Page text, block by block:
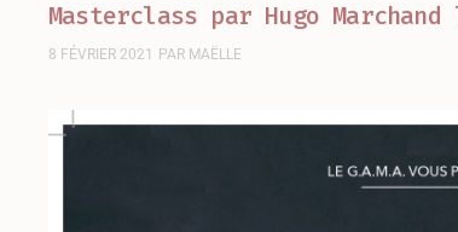
Masterclass par Hugo
8 FÉVRIER 2021 PAR MAËLLE